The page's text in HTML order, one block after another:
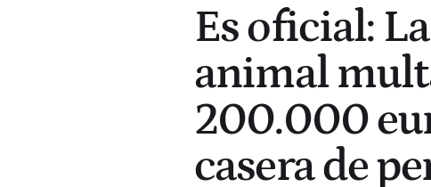
Es oficial:
animal
200.000
casera de